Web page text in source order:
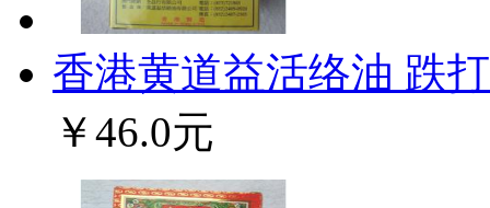
香港黄道益活络油 跌
￥46.0元